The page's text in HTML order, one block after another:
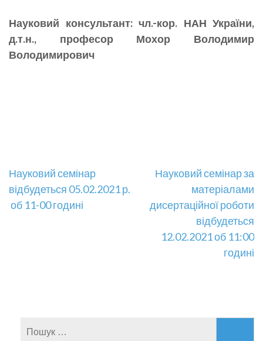
Науковий консультант: чл.-кор. НАН України,
д.т.н., професор Мохор Володимир
Володимирович
Навігація
записів
Науковий семінар
відбудеться 05.02.2021 р.
об 11-00 годині
Науковий семінар за
матеріалами
дисертаційної роботи
відбудеться
12.02.2021 об 11:00
годині